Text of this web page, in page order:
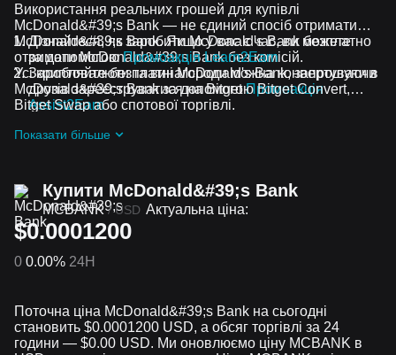
Використання реальних грошей для купівлі
McDonald&#39;s Bank — не єдиний спосіб отримати
McDonald&#39;s Bank. Якщо у вас є час, ви можете
отримати McDonald&#39;s Bank без комісій.
Дізнайтеся, як заробити McDonald's Bank безплатно
за допомогоюПромоакція Learn2Earn
Заробляйте безплатні McDonald's Bank, запрошуючи
друзів зареєструватися на BitgetПромоакція
Assist2Earn
аірдропів, приєднавшись до
Усі криптовалюти та винагороди можна конвертувати в
McDonald&#39;s Bank за допомогою Bitget Convert,
Bitget Swap або спотової торгівлі.
Показати більше
Купити McDonald&#39;s Bank
MCBANK /USD Актуальна ціна:
$0.0001200
0 0.00% 24H
Поточна ціна McDonald&#39;s Bank на сьогодні
становить $0.0001200 USD, а обсяг торгівлі за 24
години — $0.00 USD. Ми оновлюємо ціну MCBANK в